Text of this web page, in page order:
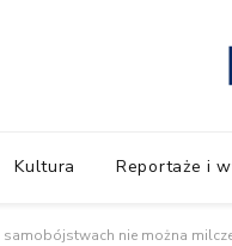
Kultura Reportaże i
samobójstwach nie można